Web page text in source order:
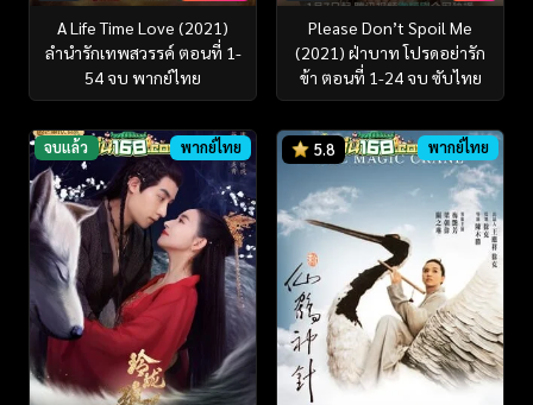
A Life Time Love (2021)
ลำนำรักเทพสวรรค์ ตอนที่ 1-
54 จบ พากย์ไทย
Please Don’t Spoil Me
(2021) ฝ่าบาท โปรดอย่ารัก
ข้า ตอนที่ 1-24 จบ ซับไทย
จบแล้ว พากย์ไทย 5.8 พากย์ไทย